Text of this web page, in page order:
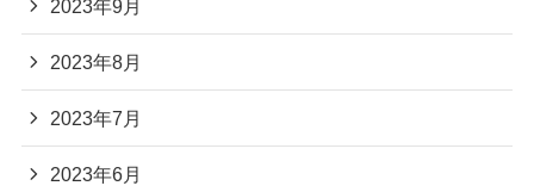
2023年9月
2023年8月
2023年7月
2023年6月